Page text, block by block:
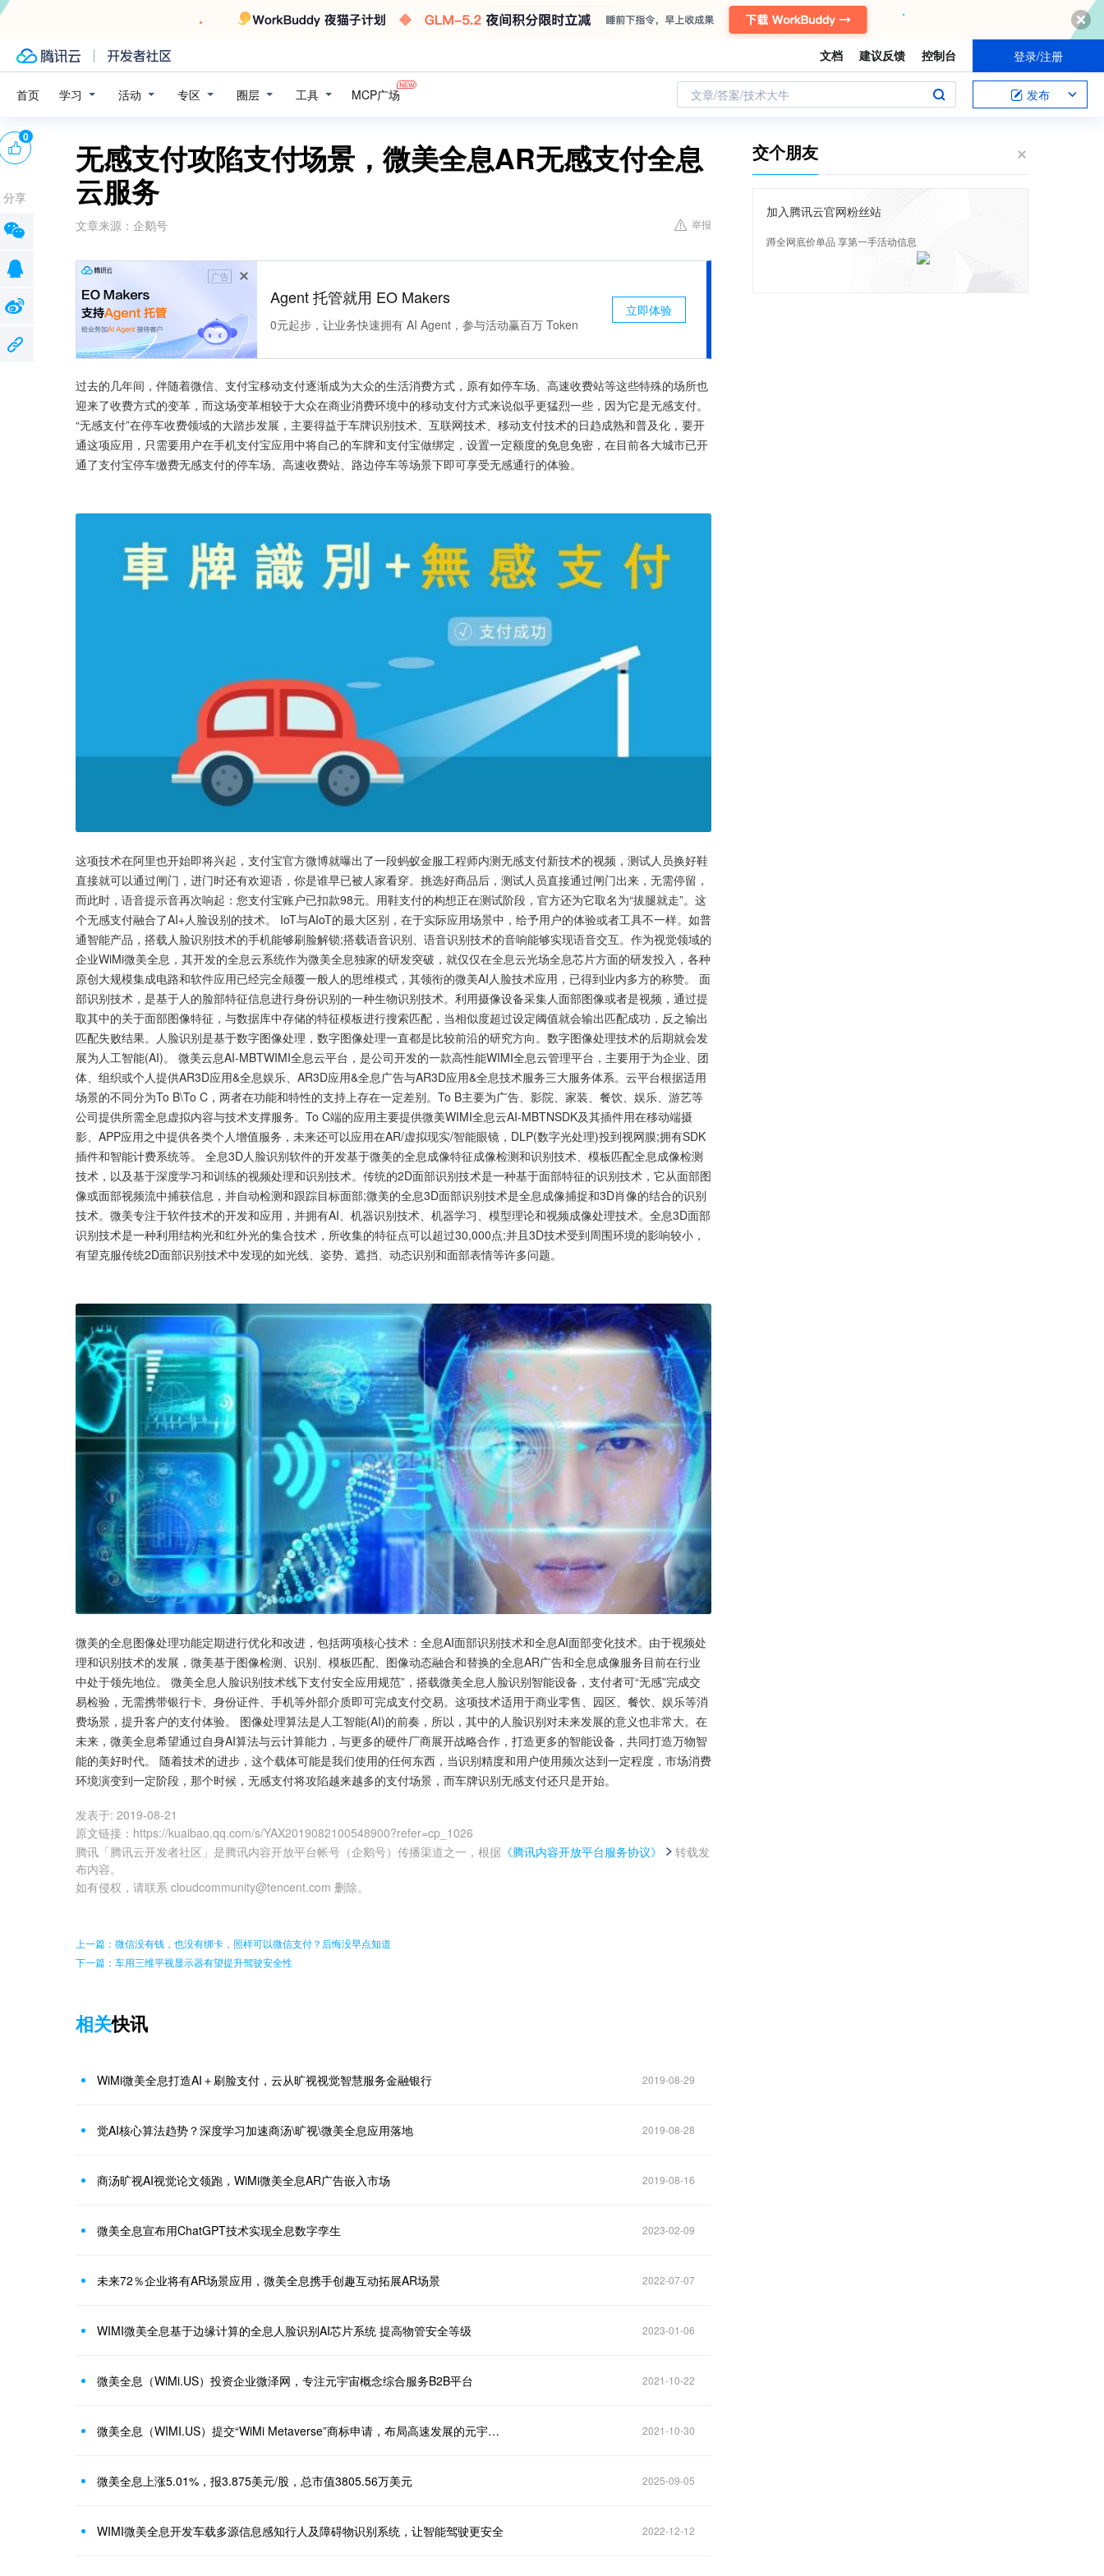
文档 建议反馈 控制台 登录/注册
首页 学习 活动 专区 圈层 工具 MCP广场 文章/答案/技术大牛 发布
无感支付攻陷支付场景，微美全息AR无感支付全息
云服务
文章来源： 企鹅号 举报
广告
Agent 托管就用 EO Makers
0元起步，让业务快速拥有 AI Agent，参与活动赢百万 Token
立即体验
过去的几年间，伴随着微信、支付宝移动支付逐渐成为大众的生活消费方式，原有如停车场、高速收费站等这些特殊的场所也
迎来了收费方式的变革，而这场变革相较于大众在商业消费环境中的移动支付方式来说似乎更猛烈一些，因为它是无感支付。
“无感支付”在停车收费领域的大踏步发展，主要得益于车牌识别技术、互联网技术、移动支付技术的日趋成熟和普及化，要开
通这项应用，只需要用户在手机支付宝应用中将自己的车牌和支付宝做绑定，设置一定额度的免息免密，在目前各大城市已开
通了支付宝停车缴费无感支付的停车场、高速收费站、路边停车等场景下即可享受无感通行的体验。
这项技术在阿里也开始即将兴起，支付宝官方微博就曝出了一段蚂蚁金服工程师内测无感支付新技术的视频，测试人员换好鞋
直接就可以通过闸门，进门时还有欢迎语，你是谁早已被人家看穿。挑选好商品后，测试人员直接通过闸门出来，无需停留，
而此时，语音提示音再次响起：您支付宝账户已扣款98元。用鞋支付的构想正在测试阶段，官方还为它取名为“拔腿就走”。这
个无感支付融合了AI+人脸设别的技术。 IoT与AIoT的最大区别，在于实际应用场景中，给予用户的体验或者工具不一样。如普
通智能产品，搭载人脸识别技术的手机能够刷脸解锁;搭载语音识别、语音识别技术的音响能够实现语音交互。作为视觉领域的
企业WiMi微美全息，其开发的全息云系统作为微美全息独家的研发突破，就仅仅在全息云光场全息芯片方面的研发投入，各种
原创大规模集成电路和软件应用已经完全颠覆一般人的思维模式，其领衔的微美AI人脸技术应用，已得到业内多方的称赞。 面
部识别技术，是基于人的脸部特征信息进行身份识别的一种生物识别技术。利用摄像设备采集人面部图像或者是视频，通过提
取其中的关于面部图像特征，与数据库中存储的特征模板进行搜索匹配，当相似度超过设定阈值就会输出匹配成功，反之输出
匹配失败结果。人脸识别是基于数字图像处理，数字图像处理一直都是比较前沿的研究方向。数字图像处理技术的后期就会发
展为人工智能(AI)。 微美云息AI-MBTWIMI全息云平台，是公司开发的一款高性能WIMI全息云管理平台，主要用于为企业、团
体、组织或个人提供AR3D应用&全息娱乐、AR3D应用&全息广告与AR3D应用&全息技术服务三大服务体系。云平台根据适用
场景的不同分为To B\To C，两者在功能和特性的支持上存在一定差别。To B主要为广告、影院、家装、餐饮、娱乐、游艺等
公司提供所需全息虚拟内容与技术支撑服务。To C端的应用主要提供微美WIMI全息云AI-MBTNSDK及其插件用在移动端摄
影、APP应用之中提供各类个人增值服务，未来还可以应用在AR/虚拟现实/智能眼镜，DLP(数字光处理)投到视网膜;拥有SDK
插件和智能计费系统等。 全息3D人脸识别软件的开发基于微美的全息成像特征成像检测和识别技术、模板匹配全息成像检测
技术，以及基于深度学习和训练的视频处理和识别技术。传统的2D面部识别技术是一种基于面部特征的识别技术，它从面部图
像或面部视频流中捕获信息，并自动检测和跟踪目标面部;微美的全息3D面部识别技术是全息成像捕捉和3D肖像的结合的识别
技术。微美专注于软件技术的开发和应用，并拥有AI、机器识别技术、机器学习、模型理论和视频成像处理技术。全息3D面部
识别技术是一种利用结构光和红外光的集合技术，所收集的特征点可以超过30,000点;并且3D技术受到周围环境的影响较小，
有望克服传统2D面部识别技术中发现的如光线、姿势、遮挡、动态识别和面部表情等许多问题。
微美的全息图像处理功能定期进行优化和改进，包括两项核心技术：全息AI面部识别技术和全息AI面部变化技术。由于视频处
理和识别技术的发展，微美基于图像检测、识别、模板匹配、图像动态融合和替换的全息AR广告和全息成像服务目前在行业
中处于领先地位。 微美全息人脸识别技术线下支付安全应用规范”，搭载微美全息人脸识别智能设备，支付者可“无感”完成交
易检验，无需携带银行卡、身份证件、手机等外部介质即可完成支付交易。这项技术适用于商业零售、园区、餐饮、娱乐等消
费场景，提升客户的支付体验。 图像处理算法是人工智能(AI)的前奏，所以，其中的人脸识别对未来发展的意义也非常大。在
未来，微美全息希望通过自身AI算法与云计算能力，与更多的硬件厂商展开战略合作，打造更多的智能设备，共同打造万物智
能的美好时代。 随着技术的进步，这个载体可能是我们使用的任何东西，当识别精度和用户使用频次达到一定程度，市场消费
环境演变到一定阶段，那个时候，无感支付将攻陷越来越多的支付场景，而车牌识别无感支付还只是开始。
发表于: 2019-08-21
原文链接 ： https://kuaibao.qq.com/s/YAX2019082100548900?refer=cp_1026
腾讯「腾讯云开发者社区」是腾讯内容开放平台帐号（企鹅号）传播渠道之一，根据 《腾讯内容开放平台服务协议》
转载发
布内容。
如有侵权，请联系 cloudcommunity@tencent.com 删除。
0
分享
上一篇：微信没有钱，也没有绑卡，照样可以微信支付？后悔没早点知道
下一篇：车用三维平视显示器有望提升驾驶安全性
相关快讯
WiMi微美全息打造AI＋刷脸支付，云从旷视视觉智慧服务金融银行 2019-08-29
觉AI核心算法趋势？深度学习加速商汤\旷视\微美全息应用落地 2019-08-28
商汤旷视AI视觉论文领跑，WiMi微美全息AR广告嵌入市场 2019-08-16
微美全息宣布用ChatGPT技术实现全息数字孪生 2023-02-09
未来72％企业将有AR场景应用，微美全息携手创趣互动拓展AR场景 2022-07-07
WIMI微美全息基于边缘计算的全息人脸识别AI芯片系统 提高物管安全等级 2023-01-06
微美全息（WiMi.US）投资企业微泽网，专注元宇宙概念综合服务B2B平台 2021-10-22
微美全息（WIMI.US）提交“WiMi Metaverse”商标申请，布局高速发展的元宇宙产业 2021-10-30
微美全息上涨5.01%，报3.875美元/股，总市值3805.56万美元 2025-09-05
WIMI微美全息开发车载多源信息感知行人及障碍物识别系统，让智能驾驶更安全 2022-12-12
交个朋友
加入腾讯云官网粉丝站
蹲全网底价单品 享第一手活动信息